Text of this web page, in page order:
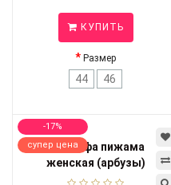
КУПИТЬ
Размер
44 46
-17%
супер цена